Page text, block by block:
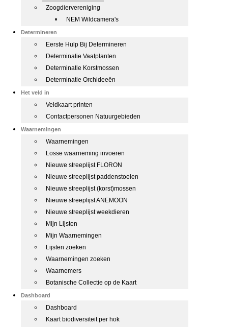
Zoogdiervereniging
NEM Wildcamera's
Determineren
Eerste Hulp Bij Determineren
Determinatie Vaatplanten
Determinatie Korstmossen
Determinatie Orchideeën
Het veld in
Veldkaart printen
Contactpersonen Natuurgebieden
Waarnemingen
Waarnemingen
Losse waarneming invoeren
Nieuwe streeplijst FLORON
Nieuwe streeplijst paddenstoelen
Nieuwe streeplijst (korst)mossen
Nieuwe streeplijst ANEMOON
Nieuwe streeplijst weekdieren
Mijn Lijsten
Mijn Waarnemingen
Lijsten zoeken
Waarnemingen zoeken
Waarnemers
Botanische Collectie op de Kaart
Dashboard
Dashboard
Kaart biodiversiteit per hok